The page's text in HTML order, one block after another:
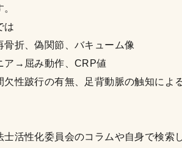
は
折、偽関節、バキューム像
ア→屈み動作、CRP値
性跛行の有無、足背動脈の触知によ
士活性化委員会のコラムや自身で検索